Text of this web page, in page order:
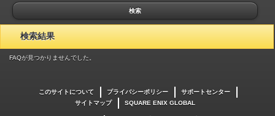
検索
検索結果
FAQが見つかりませんでした。
このサイトについて プライバシーポリシー
サポートセンター
サイトマップ
SQUARE ENIX GLOBAL